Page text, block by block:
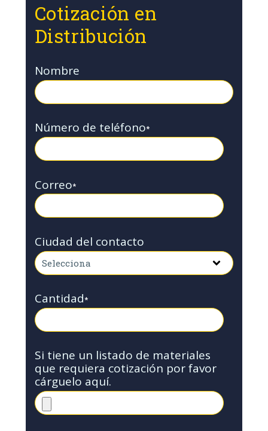
Cotización en
Distribución
Nombre
Número de teléfono*
Correo*
Ciudad del contacto
Cantidad*
Si tiene un listado de materiales
que requiera cotización por favor
cárguelo aquí.